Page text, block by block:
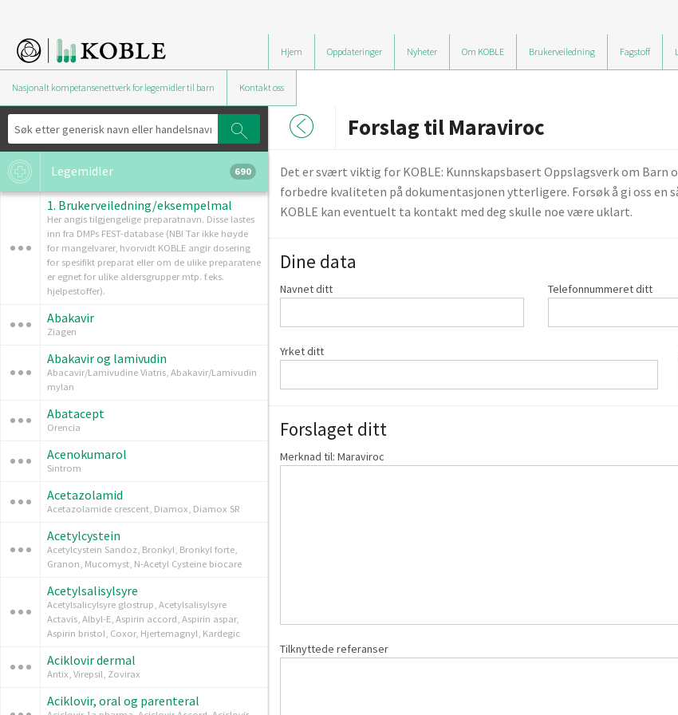
Hjem Oppdateringer Nyheter Om KOBLE Brukerveiledning Fagstoff
Nasjonalt kompetansenettverk for legemidler til barn Kontakt oss
Legemidler 690
1. Brukerveiledning/eksempelmal
Her angis tilgjengelige preparatnavn. Disse lastes
inn fra DMPs FEST-database (NB! Tar ikke høyde
for mangelvarer, hvorvidt KOBLE angir dosering
for spesifikt preparat eller om de ulike preparatene
er egnet for ulike aldersgrupper mtp. f.eks.
hjelpestoffer).
Abakavir
Ziagen
Abakavir og lamivudin
Abacavir/Lamivudine Viatris, Abakavir/Lamivudin
mylan
Abatacept
Orencia
Acenokumarol
Sintrom
Acetazolamid
Acetazolamide crescent, Diamox, Diamox SR
Acetylcystein
Acetylcystein Sandoz, Bronkyl, Bronkyl forte,
Granon, Mucomyst, N-Acetyl Cysteine biocare
Acetylsalisylsyre
Acetylsalicylsyre glostrup, Acetylsalisylsyre
Actavis, Albyl-E, Aspirin accord, Aspirin aspar,
Aspirin bristol, Coxor, Hjertemagnyl, Kardegic
Aciklovir dermal
Antix, Virepsil, Zovirax
Aciklovir, oral og parenteral
Forslag til Maraviroc
Det er svært viktig for KOBLE: Kunnskapsbasert Oppslagsverk om
forbedre kvaliteten på dokumentasjonen ytterligere. Forsøk å gi oss en
KOBLE kan eventuelt ta kontakt med deg skulle noe være uklart.
Dine data
Navnet ditt Telefonnummeret ditt
Yrket ditt
Forslaget ditt
Merknad til: Maraviroc
Tilknyttede referanser